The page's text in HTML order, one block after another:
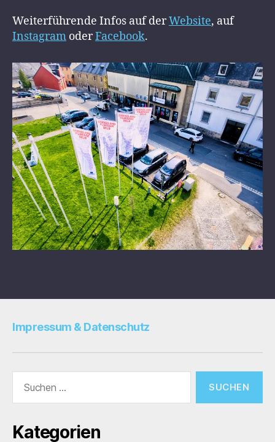
Weiterführende Infos auf derWebsite, auf
Instagram oderFacebook.
Impressum & Datenschutz
nach:
Kategorien